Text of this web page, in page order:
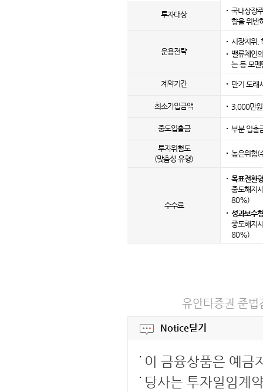
투자대상
국내상장
향을 위반
운용전략
시장지위,
밸류체인
는 등 모
계약기간 만기 도래
최소가입금액 3,000만
중도입출금 부분 입출
투자위험도
(맞춤성 유형)
높은위험(
수수료
목표전환
중도해지
80%)
성과보수
중도해지
80%)
유안타증권 준
Notice닫기
이 금융상품은 예금
당사는 투자일임계